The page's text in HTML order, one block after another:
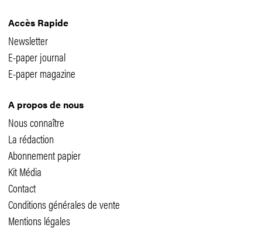
Accès Rapide
Newsletter
E-paper journal
E-paper magazine
A propos de nous
Nous connaître
La rédaction
Abonnement papier
Kit Média
Contact
Conditions générales de vente
Mentions légales